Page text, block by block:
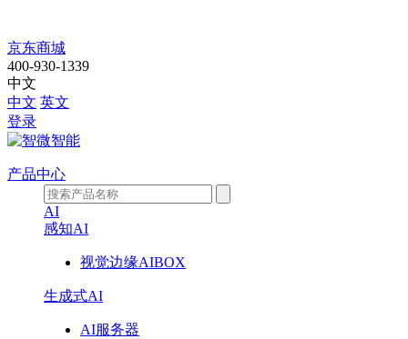
JNS-
A25D02
京东商城
400-930-1339
中文
中文 英文
登录
产品中心
AI
感知AI
视觉边缘AIBOX
生成式AI
AI服务器